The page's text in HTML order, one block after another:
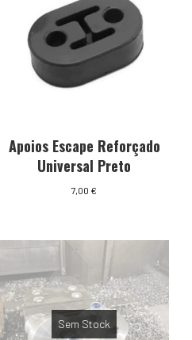
Apoios Escape Reforçado
Universal Preto
7,00 €
Sem Stock